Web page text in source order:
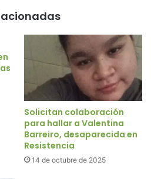
Solicitan colaboración
para hallar a Valentina
Barreiro, desaparecida en
Resistencia
14 de octubre de 2025